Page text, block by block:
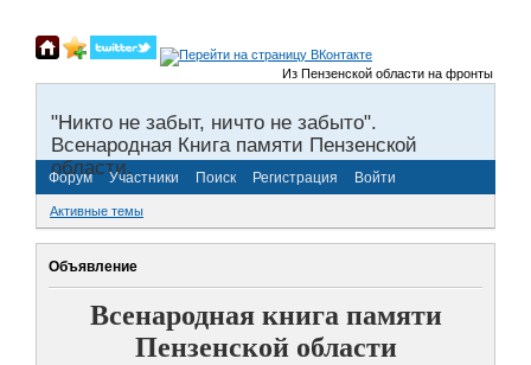
Из Пензенской области на фронты
"Никто не забыт, ничто не забыто".
Всенародная Книга памяти Пензенской
области.
Форум Участники Поиск Регистрация Войти
Активные темы
Объявление
Всенародная книга памяти
Пензенской области